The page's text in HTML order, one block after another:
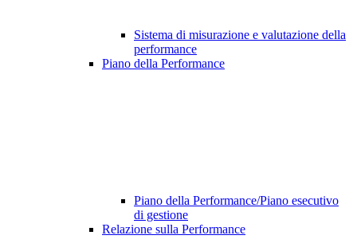
Sistema di misurazione e valutazione della
performance
Piano della Performance
Piano della Performance/Piano esecutivo
di gestione
Relazione sulla Performance